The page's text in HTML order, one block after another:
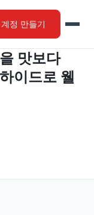
계정 만들기
맛보다
이드로 웰